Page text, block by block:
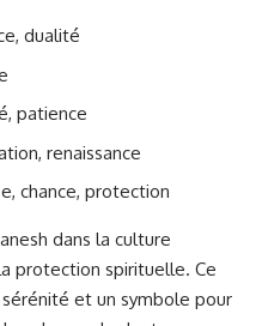
dualité
patience
renaissance
chance, protection
dans la culture
protection spirituelle. Ce
et un symbole pour